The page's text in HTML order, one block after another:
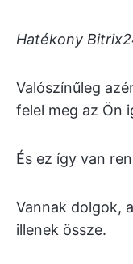
Hatékony
Valószínűleg
felel meg az Ön
És ez így van
Vannak dolgok,
illenek össze.